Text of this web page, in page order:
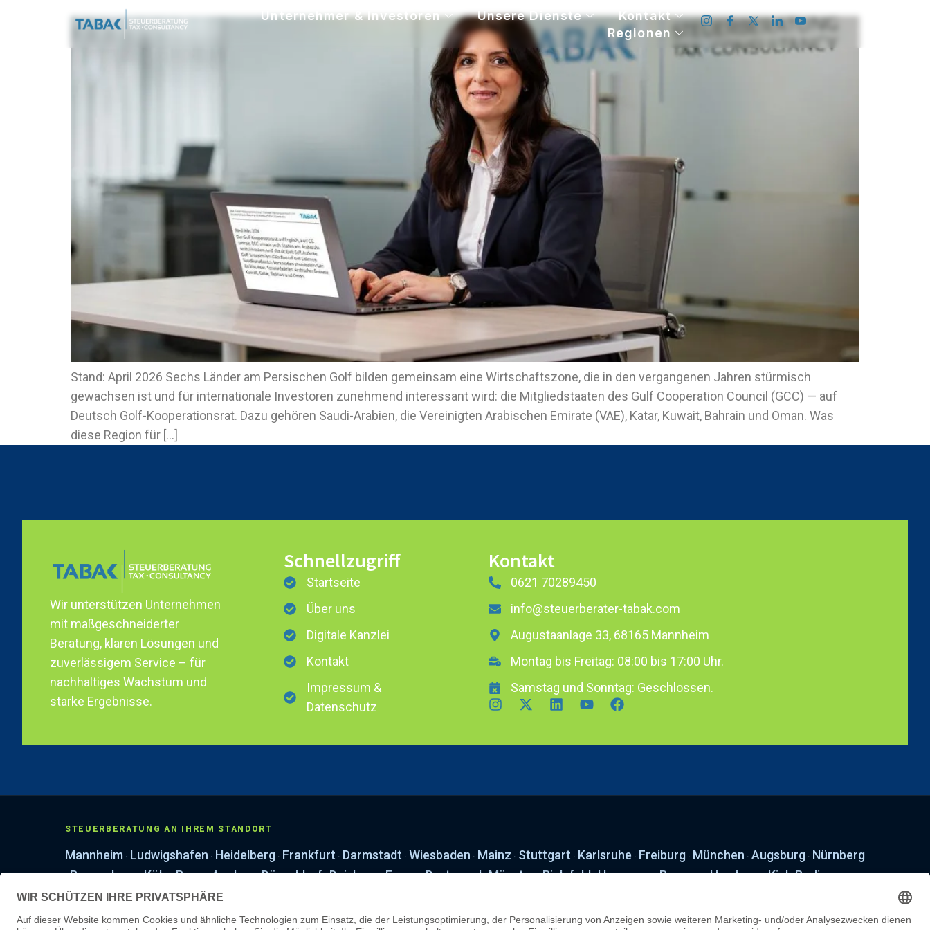
Unternehmer & Investoren Unsere Dienste
Kontakt
Regionen
Stand: April 2026 Sechs Länder am Persischen Golf bilden gemeinsam eine Wirtschaftszone, die in den vergangenen Jahren stürmisch
gewachsen ist und für internationale Investoren zunehmend interessant wird: die Mitgliedstaaten des Gulf Cooperation Council (GCC) — auf
Deutsch Golf-Kooperationsrat. Dazu gehören Saudi-Arabien, die Vereinigten Arabischen Emirate (VAE), Katar, Kuwait, Bahrain und Oman. Was
diese Region für […]
Wir unterstützen Unternehmen
mit maßgeschneiderter
Beratung, klaren Lösungen und
zuverlässigem Service – für
nachhaltiges Wachstum und
starke Ergebnisse.
Schnellzugriff
Startseite
Über uns
Digitale Kanzlei
Kontakt
Impressum &
Datenschutz
Kontakt
0621 70289450
info@steuerberater-tabak.com
Augustaanlage 33, 68165 Mannheim
Montag bis Freitag: 08:00 bis 17:00 Uhr.
Samstag und Sonntag: Geschlossen.
STEUERBERATUNG AN IHREM STANDORT
Mannheim · Ludwigshafen · Heidelberg · Frankfurt · Darmstadt · Wiesbaden · Mainz · Stuttgart · Karlsruhe · Freiburg · München · Augsburg · Nürnberg
·Regensburg·Köln·Bonn·Aachen·Düsseldorf·Duisburg·Essen·Dortmund·Münster·Bielefeld·Hannover·Bremen·Hamburg·Kiel·Berlin·
Leipzig ·Erfurt·Dresden
LEISTUNGEN & WISSEN